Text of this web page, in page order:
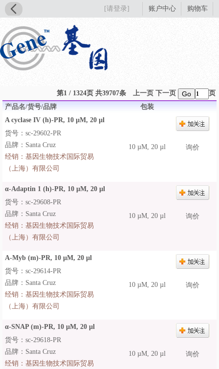
[请登录] 账户中心 购物车
第1 / 1324页 共39707条 上一页 下一页 Go
页
产品名/货号/品牌
包装
A cyclase IV (h)-PR, 10 µM, 20 µl
10 µM, 20 µl 询价
货号：sc-29602-PR
品牌：Santa Cruz
经销： 基因生物技术国际贸易
（上海）有限公司
α-Adaptin 1 (h)-PR, 10 µM, 20 µl
10 µM, 20 µl 询价
货号：sc-29608-PR
品牌：Santa Cruz
经销： 基因生物技术国际贸易
（上海）有限公司
A-Myb (m)-PR, 10 µM, 20 µl
10 µM, 20 µl 询价
货号：sc-29614-PR
品牌：Santa Cruz
经销： 基因生物技术国际贸易
（上海）有限公司
α-SNAP (m)-PR, 10 µM, 20 µl
10 µM, 20 µl 询价
货号：sc-29618-PR
品牌：Santa Cruz
经销： 基因生物技术国际贸易